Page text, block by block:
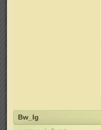
Bw_Ig